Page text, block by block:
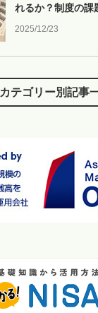
2025/12/23
れるか？制度の課
カテゴリー別記事